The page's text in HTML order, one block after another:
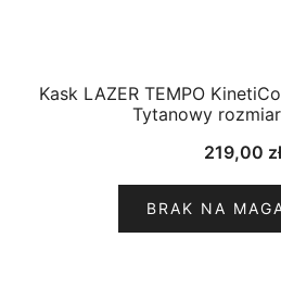
Kask LAZER TEMPO
Tytanowy
219,00 zł
BRAK NA